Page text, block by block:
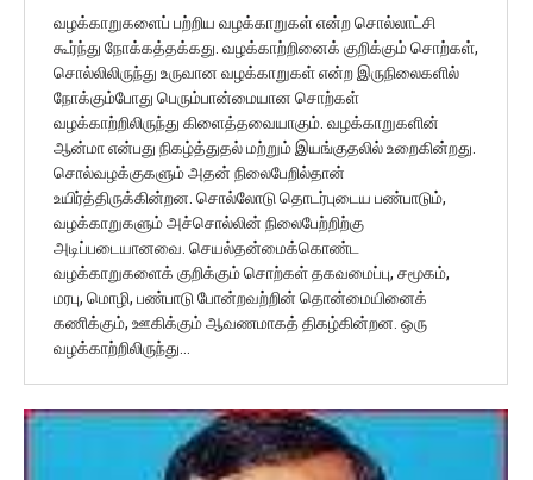
வழக்காறுகளைப் பற்றிய வழக்காறுகள் என்ற சொல்லாட்சி
கூர்ந்து நோக்கத்தக்கது. வழக்காற்றினைக் குறிக்கும் சொற்கள்,
சொல்லிலிருந்து உருவான வழக்காறுகள் என்ற இருநிலைகளில்
நோக்கும்போது பெரும்பான்மையான சொற்கள்
வழக்காற்றிலிருந்து கிளைத்தவையாகும். வழக்காறுகளின்
ஆன்மா என்பது நிகழ்த்துதல் மற்றும் இயங்குதலில் உறைகின்றது.
சொல்வழக்குகளும் அதன் நிலைபேறில்தான்
உயிர்த்திருக்கின்றன. சொல்லோடு தொடர்புடைய பண்பாடும்,
வழக்காறுகளும் அச்சொல்லின் நிலைபேற்றிற்கு
அடிப்படையானவை. செயல்தன்மைக்கொண்ட
வழக்காறுகளைக் குறிக்கும் சொற்கள் தகவமைப்பு, சமூகம்,
மரபு, மொழி, பண்பாடு போன்றவற்றின் தொன்மையினைக்
கணிக்கும், ஊகிக்கும் ஆவணமாகத் திகழ்கின்றன. ஒரு
வழக்காற்றிலிருந்து…